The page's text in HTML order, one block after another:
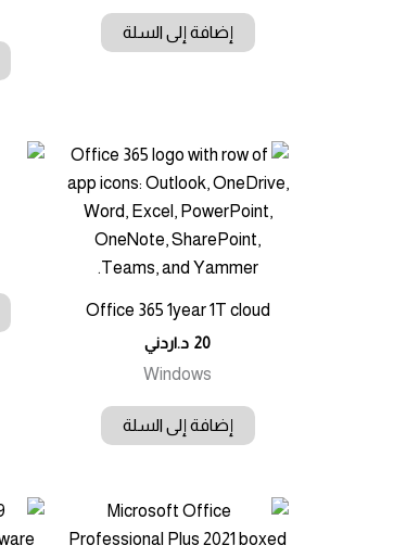
إضافة إلى السلة
Office 365 1year 1T cloud
20 د.اردني
Windows
إضافة إلى السلة